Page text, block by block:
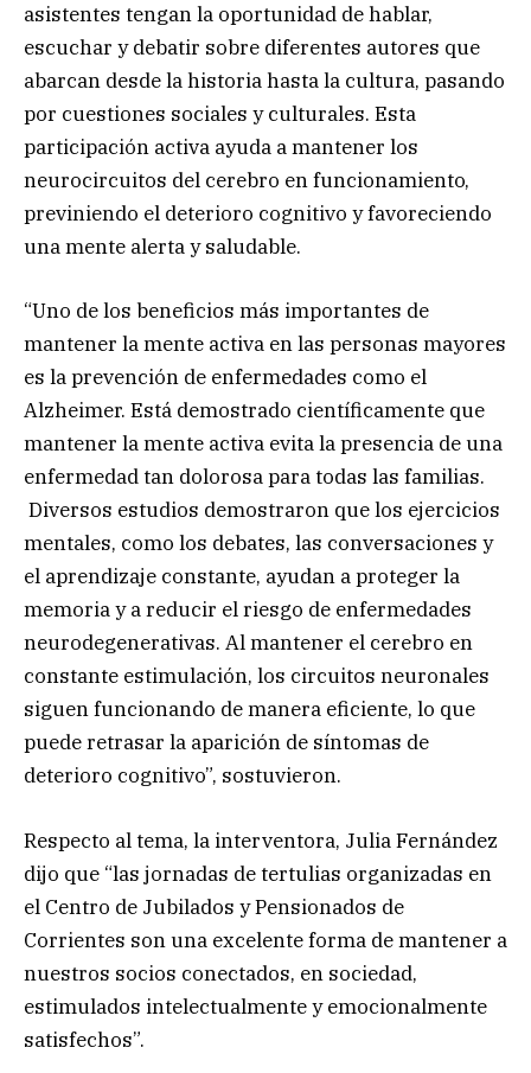
asistentes tengan la oportunidad de hablar,
escuchar y debatir sobre diferentes autores que
abarcan desde la historia hasta la cultura, pasando
por cuestiones sociales y culturales. Esta
participación activa ayuda a mantener los
neurocircuitos del cerebro en funcionamiento,
previniendo el deterioro cognitivo y favoreciendo
una mente alerta y saludable.
“Uno de los beneficios más importantes de
mantener la mente activa en las personas mayores
es la prevención de enfermedades como el
Alzheimer. Está demostrado científicamente que
mantener la mente activa evita la presencia de una
enfermedad tan dolorosa para todas las familias.
Diversos estudios demostraron que los ejercicios
mentales, como los debates, las conversaciones y
el aprendizaje constante, ayudan a proteger la
memoria y a reducir el riesgo de enfermedades
neurodegenerativas. Al mantener el cerebro en
constante estimulación, los circuitos neuronales
siguen funcionando de manera eficiente, lo que
puede retrasar la aparición de síntomas de
deterioro cognitivo”, sostuvieron.
Respecto al tema, la interventora, Julia Fernández
dijo que “las jornadas de tertulias organizadas en
el Centro de Jubilados y Pensionados de
Corrientes son una excelente forma de mantener a
nuestros socios conectados, en sociedad,
estimulados intelectualmente y emocionalmente
satisfechos”.